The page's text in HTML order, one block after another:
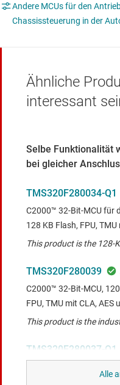
Andere MCUs für den
Chassissteuerung in der
Ähnliche
interessant
Selbe Funktionalität
bei gleicher
TMS320F280034-Q1
C2000™ 32-Bit-MCU für
128 KB Flash, FPU,
This product is the 128-
TMS320F280039
C2000™ 32-Bit-MCU,
FPU, TMU mit CLA, AES
This product is the
TMS320F280037-Q1
TMU mit CLA, AES und